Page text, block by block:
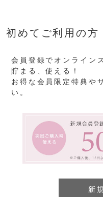
初めてご利用の方
会員登録でオンライン
貯まる、使える！
お得な会員限定特典や
い。